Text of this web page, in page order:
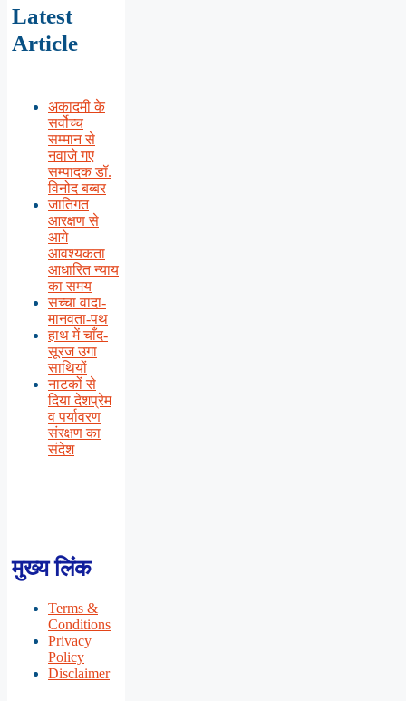
Latest
Article
अकादमी के
सर्वोच्च
सम्मान से
नवाजे गए
सम्पादक डॉ.
विनोद बब्बर
जातिगत
आरक्षण से
आगे
आवश्यकता
आधारित न्याय
का समय
सच्चा वादा-
मानवता-पथ
हाथ में चाँद-
सूरज उगा
साथियों
नाटकों से
दिया देशप्रेम
व पर्यावरण
संरक्षण का
संदेश
मुख्य लिंक
Terms &
Conditions
Privacy
Policy
Disclaimer